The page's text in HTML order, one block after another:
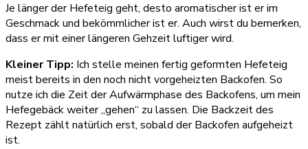
Je länger der Hefeteig geht, desto aromatischer ist er im
Geschmack und bekömmlicher ist er. Auch wirst du bemerken,
dass er mit einer längeren Gehzeit luftiger wird.
Kleiner Tipp: Ich stelle meinen fertig geformten Hefeteig
meist bereits in den noch nicht vorgeheizten Backofen. So
nutze ich die Zeit der Aufwärmphase des Backofens, um mein
Hefegebäck weiter „gehen“ zu lassen. Die Backzeit des
Rezept zählt natürlich erst, sobald der Backofen aufgeheizt
ist.